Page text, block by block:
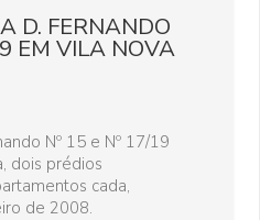
D. FERNANDO
EM VILA NOVA
Nº 15 e Nº 17/19
dois prédios
cada,
de 2008.